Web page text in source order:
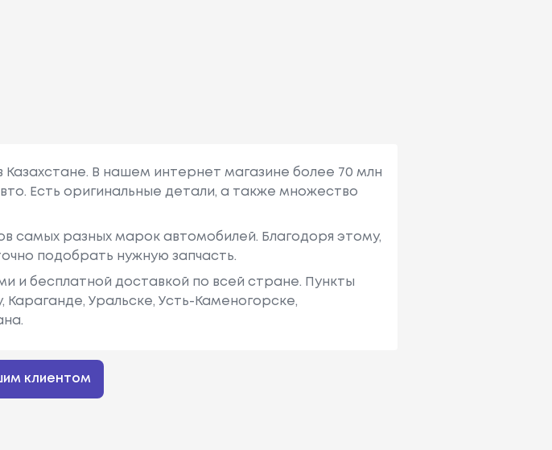
В нашем интернет магазине более 70 млн
Есть оригинальные детали, а также множество
самых разных марок автомобилей. Благодоря этому,
подобрать нужную запчасть.
и бесплатной доставкой по всей стране. Пункты
Караганде, Уральске, Усть-Каменогорске,
клиентом